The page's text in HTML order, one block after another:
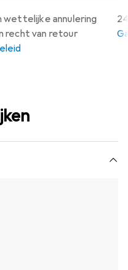
wettelijke annulering
recht van retour